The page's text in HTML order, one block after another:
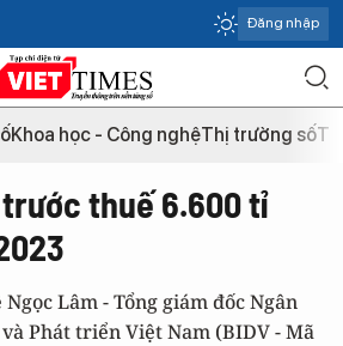
Đăng nhập
Khoa học - Công nghệThị trường số
trước thuế 6.600 tỉ
Lâm - Tổng giám đốc Ngân
Phát triển Việt Nam (BIDV - Mã